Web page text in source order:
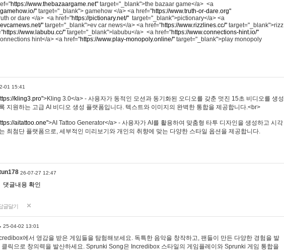
https://www.thebazaargame.net" target="_blank">the bazaar game</a> <a
" target="_blank"> gamehow </a> <a href="https://www.truth-or-dare.org"
or dare </a> <a href="https://pictionary.net/" target="_blank">pictionary</a> <a
" target="_blank">ev car news</a> <a href="https://www.rizzlines.cc/" target="_blank">rizz
https://www.labubu.cc/" target="_blank">labubu</a> <a href="https://www.connections-hint.io/"
hint</a> <a href="https://www.play-monopoly.online/" target="_blank">play monopoly
01 15:41
kling3.pro">Kling 3.0</a> - 사용자가 동적인 모션과 동기화된 오디오를 갖춘 멋진 15초 비디오를 생성
지원하는 고급 AI 비디오 생성 플랫폼입니다. 텍스트와 이미지의 완벽한 통합을 제공합니다.<br>
aitattoo.one">AI Tattoo Generator</a> - 사용자가 AI를 활용하여 맞춤형 타투 디자인을 생성하고 시각
최첨단 플랫폼으로, 세부적인 미리보기와 개인의 취향에 맞는 다양한 스타일 옵션을 제공합니다.
26-07-27 12:47
댓글내용 확인
글달기
25-04-02 13:01
에서 영감을 받은 게임들을 탐험해보세요. 독특한 음악을 창작하고, 팬들이 만든 다양한 경험을 발
클릭으로 창의력을 발산하세요. Sprunki Song은 Incredibox 스타일의 게임플레이와 Sprunki 게임 통합을